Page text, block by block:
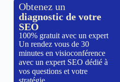
Obtenez un
diagnostic de votre
SEO
100% gratuit avec un expert
Un rendez vous de 30
minutes en visioconférence
avec un expert SEO dédié à
vos questions et votre
stratégie